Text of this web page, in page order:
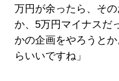
万円が余ったら、そ
か、5万円マイナスだ
かの企画をやろうと
らいいですね」